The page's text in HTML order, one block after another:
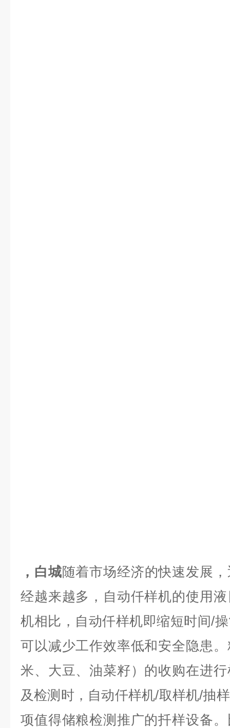
，白城随着市场经济的快速发展
经越来越多，自动仟样机的使用
机相比，自动仟样机即缩短时间/
可以减少工作效率低和安全隐患
米、大豆、油菜籽）的收购在进
及检测时，自动仟样机/取样机/抽
项值得储粮检测推广的扦样设备